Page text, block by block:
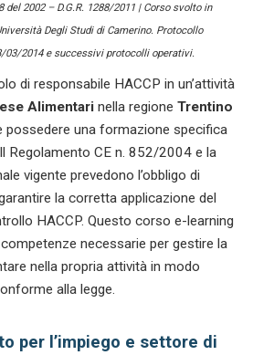
del 2002 – D.G.R. 1288/2011 | Corso svolto in
Degli Studi di Camerino. Protocollo
03/2014 e successivi protocolli operativi.
di responsabile HACCP in un’attività
Alimentari nella regione Trentino
possedere una formazione specifica
Regolamento CE n. 852/2004 e la
vigente prevedono l’obbligo di
la corretta applicazione del
HACCP. Questo corso e-learning
necessarie per gestire la
nella propria attività in modo
alla legge.
per l’impiego e settore di